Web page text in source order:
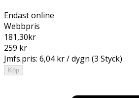
Endast online
Webbpris
181,30kr
259 kr
Jmfs.pris: 6,04 kr / dygn (3 Styck)
Köp